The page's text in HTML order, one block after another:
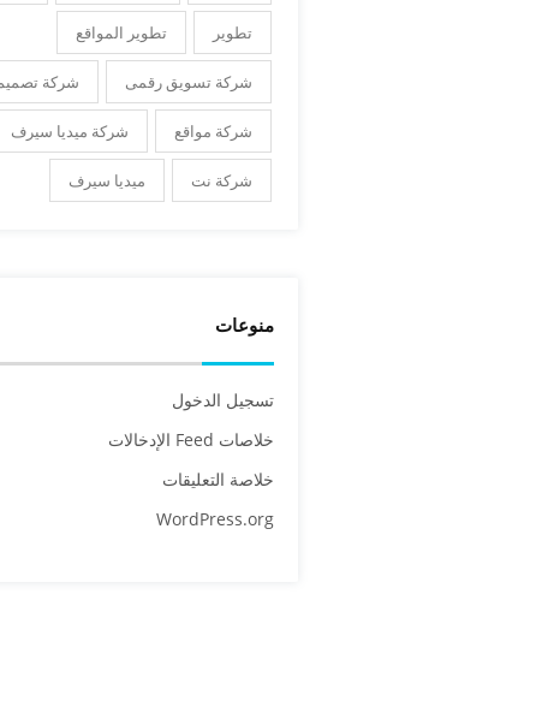
تطوير تطوير المواقع
شركة تسويق رقمى شركة
شركة مواقع شركة ميديا سيرف
شركة نت ميديا سيرف
منوعات
تسجيل الدخول
خلاصات Feed الإدخالات
خلاصة التعليقات
WordPress.org